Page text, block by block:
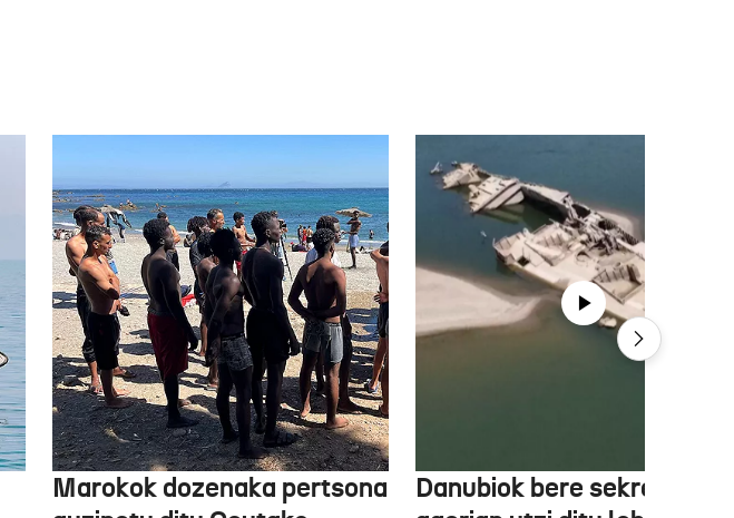
Marokok dozenaka pertsona
Danubiok bere sekretuak